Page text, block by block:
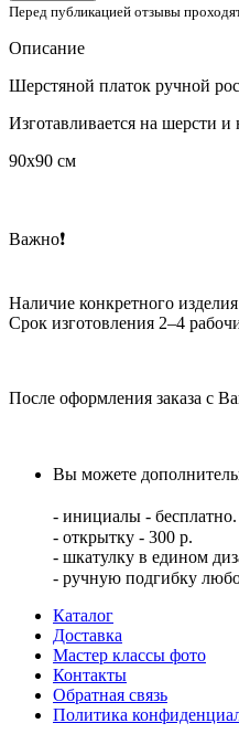
Перед публикацией отзывы
Описание
Шерстяной платок ручной
Изготавливается на шерсти и
90х90 см
Важно❗️
Наличие конкретного
Срок изготовления 2–4
После оформления заказа с
Вы можете
- инициалы -
- открытку - 300 р. ⠀
- шкатулку в едином
- ручную подгибку
Каталог
Доставка
Мастер классы фото
Контакты
Обратная связь
Политика